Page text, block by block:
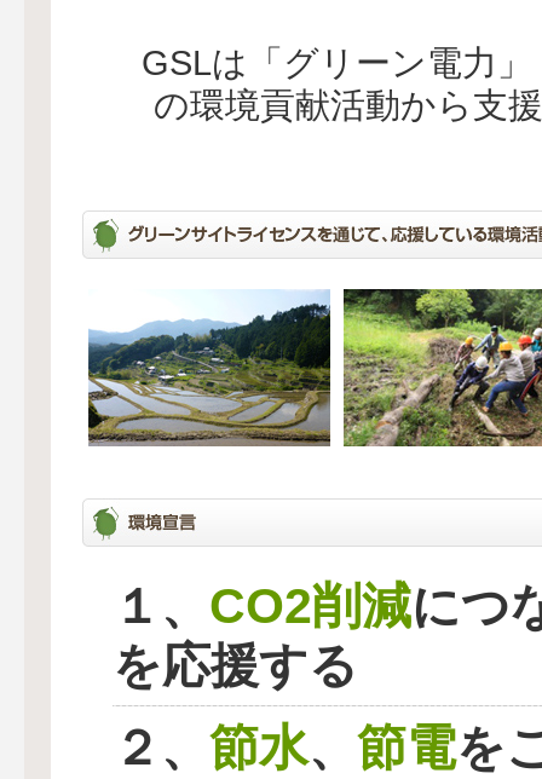
GSLは「グリーン電力
の環境貢献活動から支
１、 CO2削減につ
を応援する
２、 節水、 節電を